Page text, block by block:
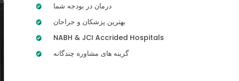
درمان در بودجه شما
بهترین پزشکان و جراحان
NABH & JCI Accrided Hospitals
گزینه های مشاوره چندگانه